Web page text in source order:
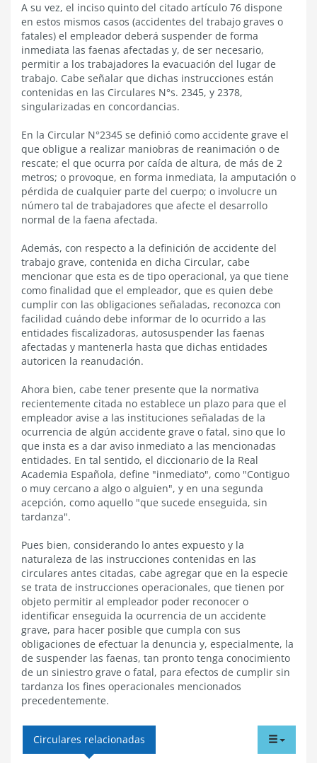
A su vez, el inciso quinto del citado artículo 76 dispone
en estos mismos casos (accidentes del trabajo graves o
fatales) el empleador deberá suspender de forma
inmediata las faenas afectadas y, de ser necesario,
permitir a los trabajadores la evacuación del lugar de
trabajo. Cabe señalar que dichas instrucciones están
contenidas en las Circulares N°s. 2345, y 2378,
singularizadas en concordancias.
En la Circular N°2345 se definió como accidente grave el
que obligue a realizar maniobras de reanimación o de
rescate; el que ocurra por caída de altura, de más de 2
metros; o provoque, en forma inmediata, la amputación o
pérdida de cualquier parte del cuerpo; o involucre un
número tal de trabajadores que afecte el desarrollo
normal de la faena afectada.
Además, con respecto a la definición de accidente del
trabajo grave, contenida en dicha Circular, cabe
mencionar que esta es de tipo operacional, ya que tiene
como finalidad que el empleador, que es quien debe
cumplir con las obligaciones señaladas, reconozca con
facilidad cuándo debe informar de lo ocurrido a las
entidades fiscalizadoras, autosuspender las faenas
afectadas y mantenerla hasta que dichas entidades
autoricen la reanudación.
Ahora bien, cabe tener presente que la normativa
recientemente citada no establece un plazo para que el
empleador avise a las instituciones señaladas de la
ocurrencia de algún accidente grave o fatal, sino que lo
que insta es a dar aviso inmediato a las mencionadas
entidades. En tal sentido, el diccionario de la Real
Academia Española, define "inmediato", como "Contiguo
o muy cercano a algo o alguien", y en una segunda
acepción, como aquello "que sucede enseguida, sin
tardanza".
Pues bien, considerando lo antes expuesto y la
naturaleza de las instrucciones contenidas en las
circulares antes citadas, cabe agregar que en la especie
se trata de instrucciones operacionales, que tienen por
objeto permitir al empleador poder reconocer o
identificar enseguida la ocurrencia de un accidente
grave, para hacer posible que cumpla con sus
obligaciones de efectuar la denuncia y, especialmente, la
de suspender las faenas, tan pronto tenga conocimiento
de un siniestro grave o fatal, para efectos de cumplir sin
tardanza los fines operacionales mencionados
precedentemente.
menu
Circulares relacionadas